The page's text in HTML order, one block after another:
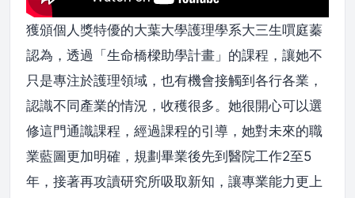
獲頒個人獎特優的大葉大學護理學系大三生嘪庭蓁
認為，透過「生命橋樑助學計畫」的課程，讓她不
只是專注於護理領域，也有機會接觸到各行各業，
認識不同產業的情況，收穫很多。她很開心可以選
修這門通識課程，經過課程的引導，她對未來的職
業藍圖更加明確，規劃畢業後先到醫院工作2至5
年，接著再攻讀研究所吸取新知，讓專業能力更上